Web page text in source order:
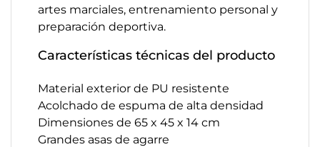
artes marciales, entrenamiento personal y
preparación deportiva.
Características técnicas del producto
Material exterior de PU resistente
Acolchado de espuma de alta densidad
Dimensiones de 65 x 45 x 14 cm
Grandes asas de agarre